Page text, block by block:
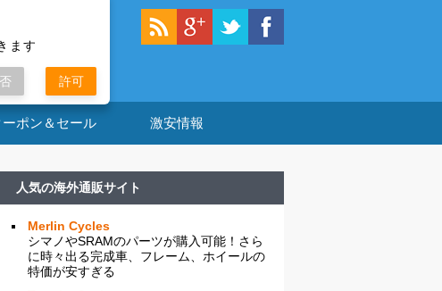
ーポン＆セール 激安情報
人気の海外通販サイト
Merlin Cycles
シマノやSRAMのパーツが購入可能！さら
に時々出る完成車、フレーム、ホイールの
特価が安すぎる
ます
許可